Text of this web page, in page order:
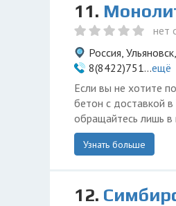
11.
нет
Россия,
8(8422)751...ещё
Если вы не хотите
бетон с доставкой
обращайтесь лишь в
Узнать больше
12.